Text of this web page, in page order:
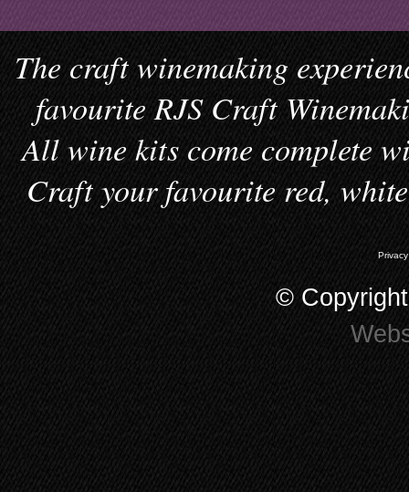
The craft winemaking
favourite RJS Craft
All wine kits come complete
Craft your favourite red,
©